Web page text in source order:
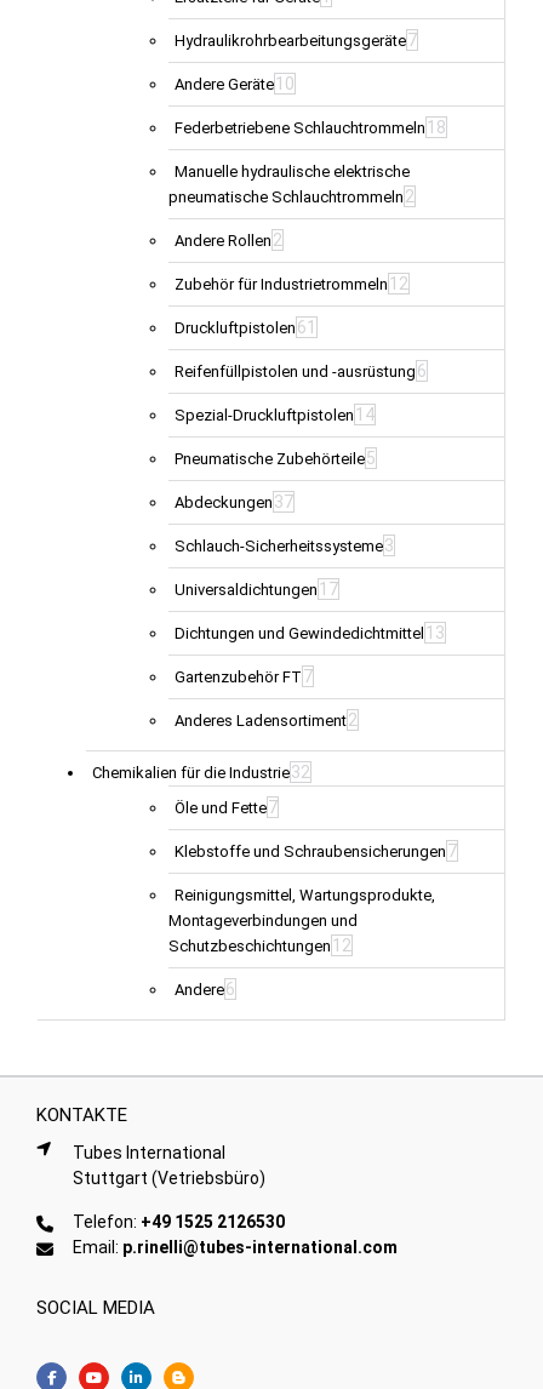
Hydraulikrohrbearbeitungsgeräte7
Andere Geräte 10
Federbetriebene Schlauchtrommeln 18
Manuelle hydraulische elektrische
pneumatische Schlauchtrommeln 2
Andere Rollen 2
Zubehör für Industrietrommeln 12
Druckluftpistolen 61
Reifenfüllpistolen und -ausrüstung 6
Spezial-Druckluftpistolen 14
Pneumatische Zubehörteile5
Abdeckungen 37
Schlauch-Sicherheitssysteme3
Universaldichtungen 17
Dichtungen und Gewindedichtmittel 13
Gartenzubehör FT 7
Anderes Ladensortiment2
Chemikalien für die Industrie32
Öle und Fette7
Klebstoffe und Schraubensicherungen 7
Reinigungsmittel, Wartungsprodukte,
Montageverbindungen und
Schutzbeschichtungen 12
Andere6
KONTAKTE
Tubes International
Stuttgart (Vetriebsbüro)
Telefon: +49 1525 2126530
Email: p.rinelli@tubes-international.com
SOCIAL MEDIA